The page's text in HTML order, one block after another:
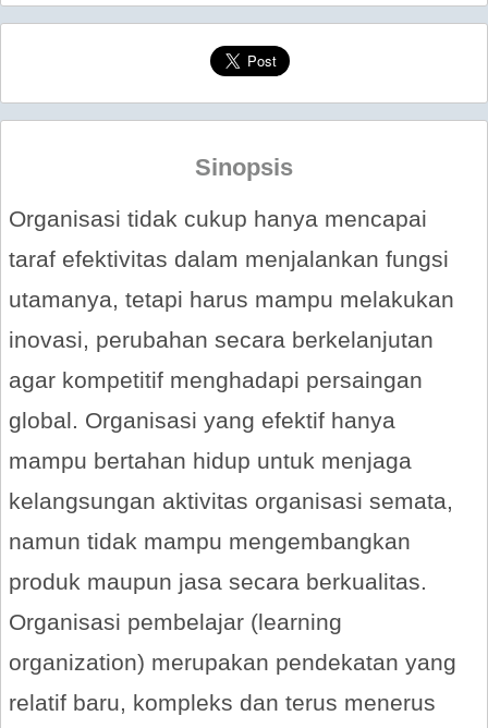
Sinopsis
Organisasi tidak cukup hanya mencapai
taraf efektivitas dalam menjalankan fungsi
utamanya, tetapi harus mampu melakukan
inovasi, perubahan secara berkelanjutan
agar kompetitif menghadapi persaingan
global. Organisasi yang efektif hanya
mampu bertahan hidup untuk menjaga
kelangsungan aktivitas organisasi semata,
namun tidak mampu mengembangkan
produk maupun jasa secara berkualitas.
Organisasi pembelajar (learning
organization) merupakan pendekatan yang
relatif baru, kompleks dan terus menerus